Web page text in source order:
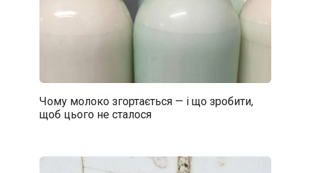
Чому молоко згортається — і що зробити,
щоб цього не сталося